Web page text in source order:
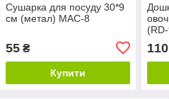
Сушарка для посуду 30*9
см (метал) MAC-8
55₴
Купити
110